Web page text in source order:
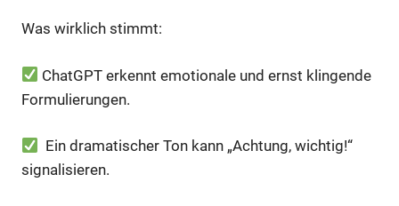
Was wirklich stimmt:
ChatGPT erkennt emotionale und ernst klingende
Formulierungen.
Ein dramatischer Ton kann „Achtung, wichtig!“
signalisieren.